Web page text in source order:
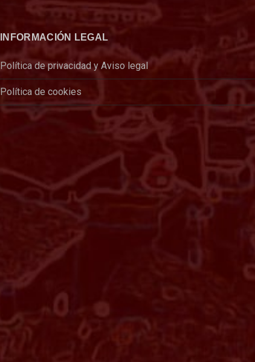
INFORMACIÓN LEGAL
Política de privacidad y Aviso legal
Política de cookies